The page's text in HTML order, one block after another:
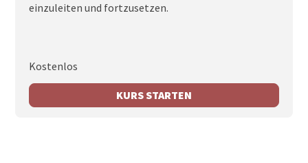
einzuleiten und fortzusetzen.
Kostenlos
KURS STARTEN